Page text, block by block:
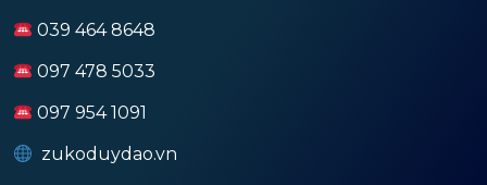
039 464 8648
097 478 5033
097 954 1091
zukoduydao.vn